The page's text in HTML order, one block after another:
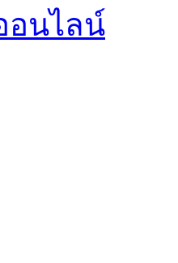
อนไลน์